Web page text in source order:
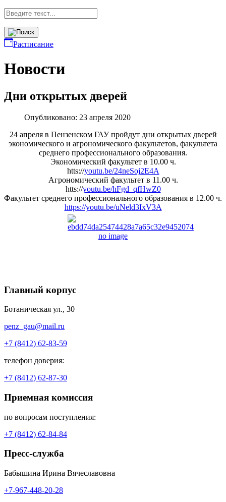
Расписание
Новости
Дни открытых дверей
Опубликовано: 23 апреля 2020
24 апреля в Пензенском ГАУ пройдут дни открытых дверей
экономического и агрономического факультетов, факультета
среднего профессионального образования.
Экономический факультет в 10.00 ч.
htts://youtu.be/24neSoj2E4A
Агрономический факультет в 11.00 ч.
htts://youtu.be/hFgd_qfHwZ0
Факультет среднего профессионального образования в 12.00 ч.
https://youtu.be/uNeld3IxV3A
Главный корпус
Ботаническая ул., 30
penz_gau@mail.ru
+7 (8412) 62-83-59
телефон доверия:
+7 (8412) 62-87-30
Приемная комиссия
по вопросам поступления:
+7 (8412) 62-84-84
Пресс-служба
Бабышина Ирина Вячеславовна
+7-967-448-20-28